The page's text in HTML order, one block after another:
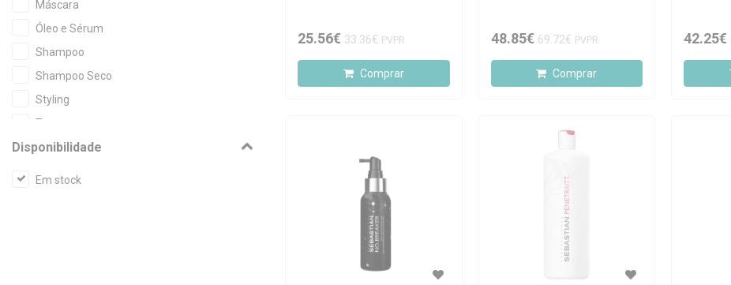
Máscara
Óleo e Sérum
Shampoo
Shampoo Seco
Styling
Tratamento
Disponibilidade
Em stock
25.56€ 33.36€ PVPR
Comprar
48.85€ 69.72€ PVPR
Comprar
42.25€